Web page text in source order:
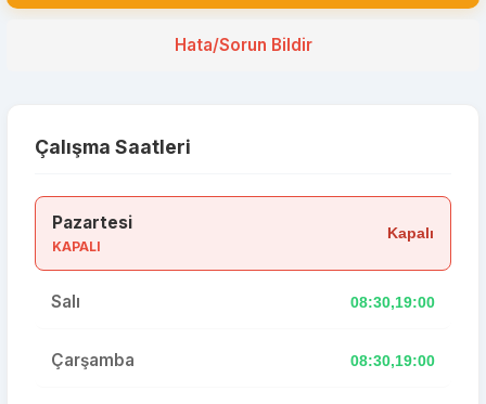
Hata/Sorun Bildir
Çalışma Saatleri
Pazartesi
KAPALI
Kapalı
Salı 08:30,19:00
Çarşamba 08:30,19:00